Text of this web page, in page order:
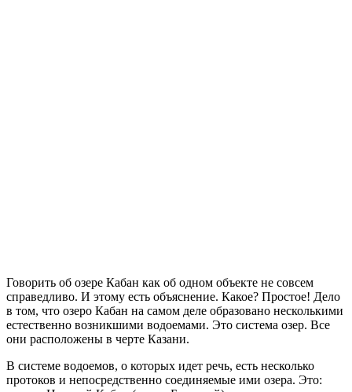
Говорить об озере Кабан как об одном объекте не совсем
справедливо. И этому есть объяснение. Какое? Простое! Дело
в том, что озеро Кабан на самом деле образовано несколькими
естественно возникшими водоемами. Это система озер. Все
они расположены в черте Казани.
В системе водоемов, о которых идет речь, есть несколько
протоков и непосредственно соединяемые ими озера. Это: